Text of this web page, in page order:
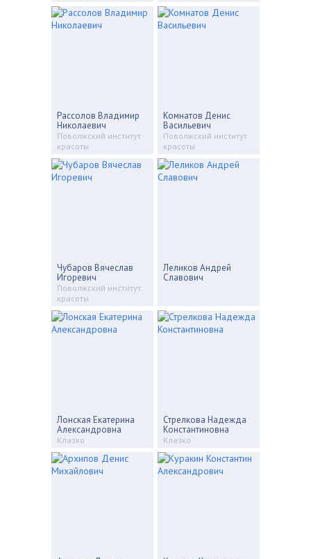
Рассолов Владимир
Николаевич
Поволжский институт
красоты
Комнатов Денис
Васильевич
Поволжский институт
красоты
Чубаров Вячеслав
Игоревич
Поволжский институт
красоты
Леликов Андрей
Славович
Лонская Екатерина
Александровна
Клазко
Стрелкова Надежда
Константиновна
Клазко